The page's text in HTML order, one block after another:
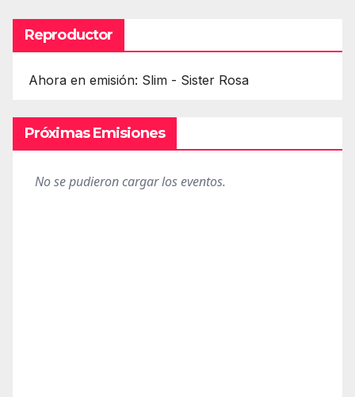
Reproductor
Ahora en emisión: Slim - Sister Rosa
Próximas Emisiones